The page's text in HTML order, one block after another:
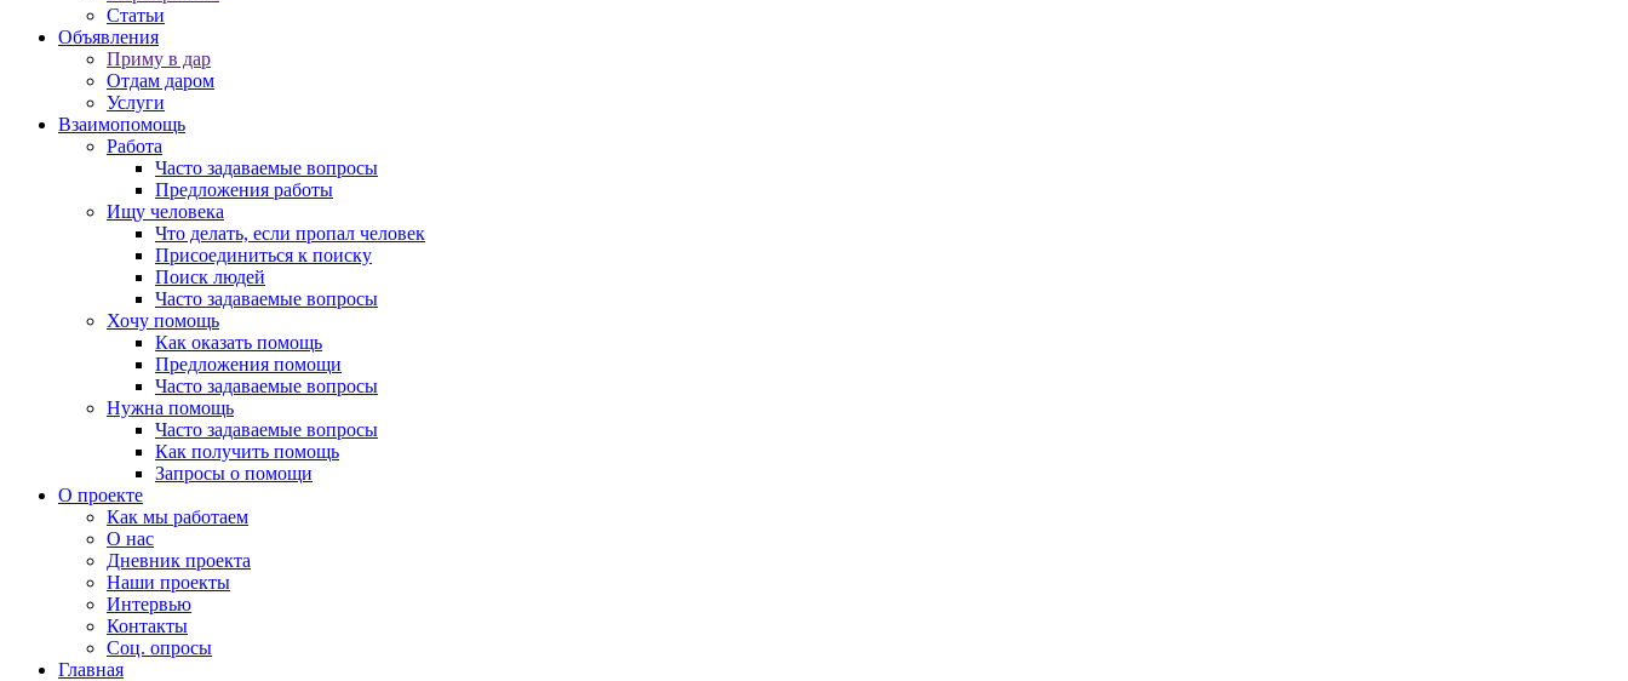
Статьи
Объявления
Приму в дар
Отдам даром
Услуги
Взаимопомощь
Работа
Часто задаваемые вопросы
Предложения работы
Ищу человека
Что делать, если пропал человек
Присоединиться к поиску
Поиск людей
Часто задаваемые вопросы
Хочу помощь
Как оказать помощь
Предложения помощи
Часто задаваемые вопросы
Нужна помощь
Часто задаваемые вопросы
Как получить помощь
Запросы о помощи
О проекте
Как мы работаем
О нас
Дневник проекта
Наши проекты
Интервью
Контакты
Соц. опросы
Главная